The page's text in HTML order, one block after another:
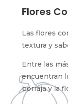
Flores
Las flores
textura y
Entre las
encuentran
borraja y la